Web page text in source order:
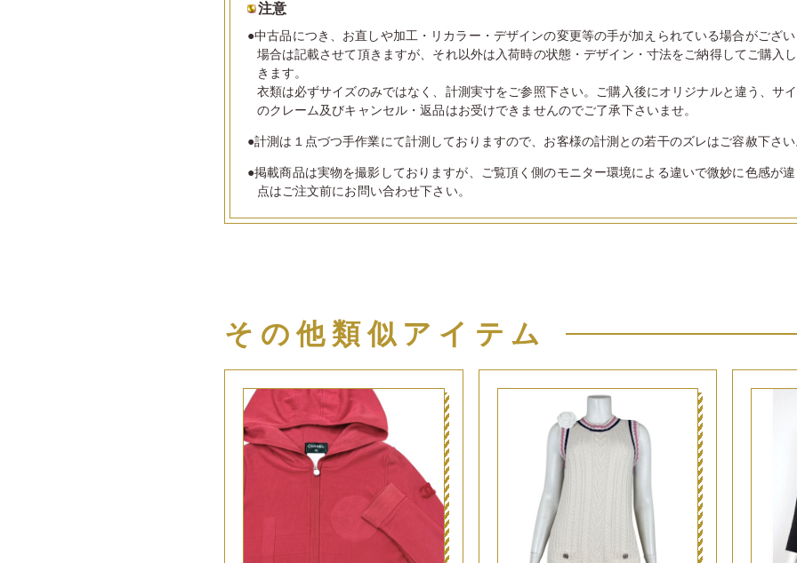
注意
●中古品につき、お直しや加工・リカラー・デザインの変更等の手が加えられている場合がござ
場合は記載させて頂きますが、それ以外は入荷時の状態・デザイン・寸法をご納得してご購入
きます。
衣類は必ずサイズのみではなく、計測実寸をご参照下さい。ご購入後にオリジナルと違う、サ
のクレーム及びキャンセル・返品はお受けできませんのでご了承下さいませ。
●計測は１点づつ手作業にて計測しておりますので、お客様の計測との若干のズレはご容赦下さ
●掲載商品は実物を撮影しておりますが、ご覧頂く側のモニター環境による違いで微妙に色感が
点はご注文前にお問い合わせ下さい。
その他類似アイテム